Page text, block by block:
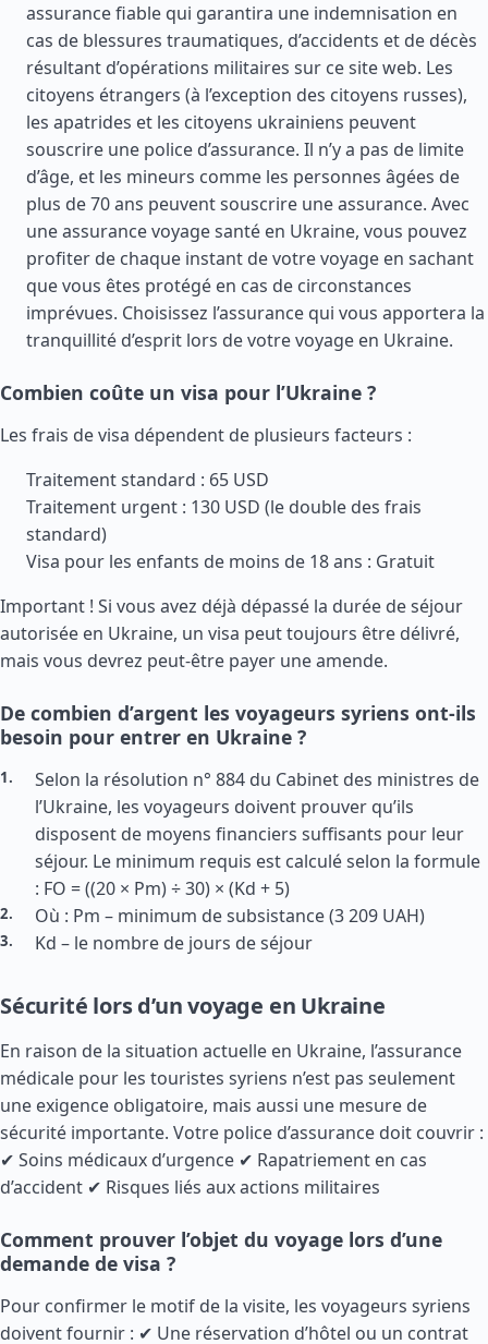
assurance fiable qui garantira une indemnisation en
cas de blessures traumatiques, d’accidents et de décès
résultant d’opérations militaires sur ce site web. Les
citoyens étrangers (à l’exception des citoyens russes),
les apatrides et les citoyens ukrainiens peuvent
souscrire une police d’assurance. Il n’y a pas de limite
d’âge, et les mineurs comme les personnes âgées de
plus de 70 ans peuvent souscrire une assurance. Avec
une assurance voyage santé en Ukraine, vous pouvez
profiter de chaque instant de votre voyage en sachant
que vous êtes protégé en cas de circonstances
imprévues. Choisissez l’assurance qui vous apportera la
tranquillité d’esprit lors de votre voyage en Ukraine.
Combien coûte un visa pour l’Ukraine ?
Les frais de visa dépendent de plusieurs facteurs :
Traitement standard : 65 USD
Traitement urgent : 130 USD (le double des frais
standard)
Visa pour les enfants de moins de 18 ans : Gratuit
Important ! Si vous avez déjà dépassé la durée de séjour
autorisée en Ukraine, un visa peut toujours être délivré,
mais vous devrez peut-être payer une amende.
De combien d’argent les voyageurs syriens ont-ils
besoin pour entrer en Ukraine ?
Selon la résolution n° 884 du Cabinet des ministres de
l’Ukraine, les voyageurs doivent prouver qu’ils
disposent de moyens financiers suffisants pour leur
séjour. Le minimum requis est calculé selon la formule
: FO = ((20 × Pm) ÷ 30) × (Kd + 5)
Où : Pm – minimum de subsistance (3 209 UAH)
Kd – le nombre de jours de séjour
Sécurité lors d’un voyage en Ukraine
En raison de la situation actuelle en Ukraine, l’assurance
médicale pour les touristes syriens n’est pas seulement
une exigence obligatoire, mais aussi une mesure de
sécurité importante. Votre police d’assurance doit couvrir :
✔ Soins médicaux d’urgence ✔ Rapatriement en cas
d’accident ✔ Risques liés aux actions militaires
Comment prouver l’objet du voyage lors d’une
demande de visa ?
Pour confirmer le motif de la visite, les voyageurs syriens
doivent fournir : ✔ Une réservation d’hôtel ou un contrat